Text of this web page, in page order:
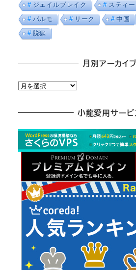
ジェイルブレイク
スティ
パルモ
リーク 中国
脱獄
月別アーカイ
月
カ
小龍愛用サービ